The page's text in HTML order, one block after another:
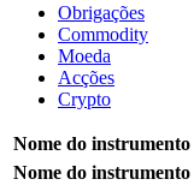
Obrigações
Commodity
Moeda
Acções
Crypto
Nome do instrumento
Nome do instrumento